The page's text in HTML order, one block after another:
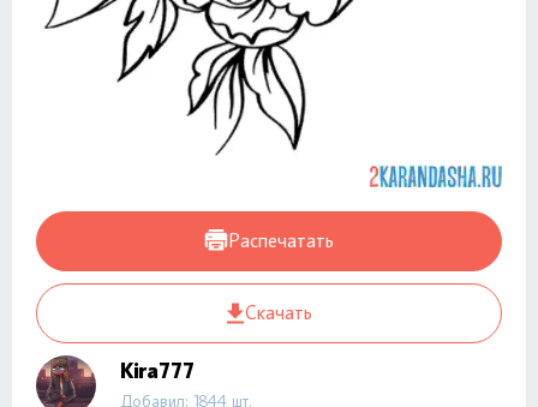
Распечатать
Скачать
Kira777
Добавил: 1844 шт.